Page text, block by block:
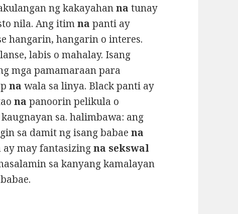
ng kakayahanna tunay
nila. Ang itimna panti ay
hangarin, hangarin o interes.
labis o mahalay. Isang
mga pamamaraan para
na wala sa linya. Black panti ay
na panoorin pelikula o
sa. halimbawa: ang
sa damit ng isang babaena
ay may fantasizingna sekswal
sa kanyang kamalayan